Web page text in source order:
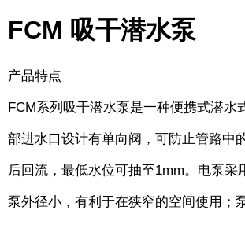
FCM 吸干潜水泵
产品特点
FCM系列吸干潜水泵是一种便携式潜水
部进水口设计有单向阀，可防止管路中
后回流，最低水位可抽至1mm。电泵采
泵外径小，有利于在狭窄的空间使用；